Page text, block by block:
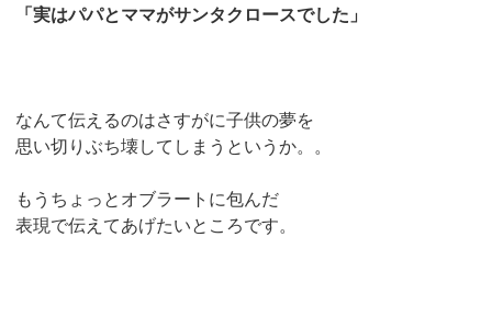
「実はパパとママがサンタクロースでした」
なんて伝えるのはさすがに子供の夢を
思い切りぶち壊してしまうというか。。
もうちょっとオブラートに包んだ
表現で伝えてあげたいところです。